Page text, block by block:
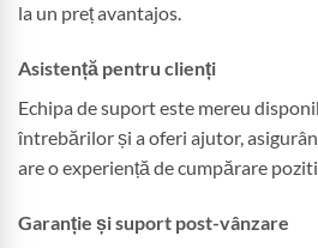
la un preț avantajos.
Asistență pentru clienți
Echipa de suport este mereu
întrebărilor și a oferi ajutor,
are o experiență de cumpărare
Garanție și suport post-vânzare